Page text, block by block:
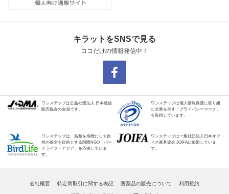
キラットをSNSで見る
ココだけの情報発信中！
ワンステップは公益社団法人 日本通信
販売協会の会員です。
ワンステップは個人情報保護に取り組
む企業を示す「プライバシーマーク」
を取得しています。
ワンステップは、鳥類を指標にして自
然の保全を目的とする国際NGO「バー
ドライフ・アジア」を応援していま
す。
ワンステップは一般社団法人日本オフ
ィス家具協会 JOIFAに加盟していま
す。
会社概要 特定商取引に関する表記 医薬品の販売について 利用規約